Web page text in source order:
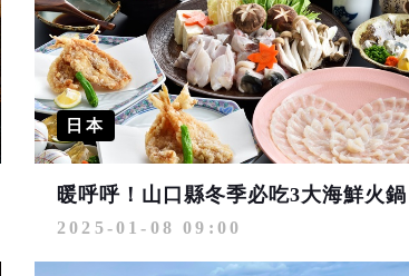
日本
暖呼呼！山口縣冬季必吃3大海鮮火鍋
2025-01-08 09:00